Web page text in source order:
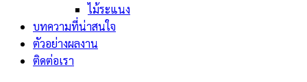
ไม้ระแนง
บทความที่น่าสนใจ
ตัวอย่างผลงาน
ติดต่อเรา